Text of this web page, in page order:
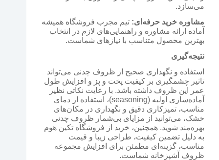
می‌سازد.
مشاوره خرید حرفه‌ای: تیم مجرب فروشگاه همیشه
آماده ارائه مشاوره و راهنمایی‌های لازم در انتخاب
بهترین محصول متناسب با نیازهای شماست.
نتیجه‌گیری
استفاده و نگهداری صحیح از ظروف چدنی می‌تواند
تاثیر چشمگیری بر کیفیت پخت و پز و افزایش طول
عمر این ظروف داشته باشد. با رعایت نکاتی نظیر
آماده‌سازی اولیه (seasoning)، استفاده از دمای
مناسب، تمیزکاری دقیق و نگهداری در مکان‌های
خشک، می‌توانید از مزایای بی‌شمار ظروف چدنی
بهره‌مند شوید. همچنین، خرید از فروشگاه تکین هوم
به دلیل تضمین کیفیت، طراحی زیبا و قیمت
مناسب، گزینه‌ای مطمئن برای افزایش مجموعه
ظروف آشپزخانه شماست.